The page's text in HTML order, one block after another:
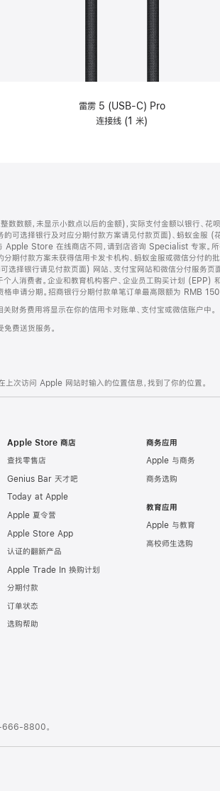
雷雳 5 (USB-C) Pro
连接线 (1 米)
数额，未显示小数点以后的金额)，实际支付金额以银行、花
的可选择银行及对应分期付款方案请见付款页面)、蚂蚁金服
Store 在线商店不同，请到店咨询 Specialist 专家。所
分期付款方案未获得信用卡发卡机构、蚂蚁金服或微信分付
选择银行请见付款页面) 网站、支付宝网站和微信分付服务页
个人消费者。企业和教育机构客户、企业员工购买计划
格申请分期。招商银行分期付款单笔订单最高限额为 RMB
财务费用将显示在你的信用卡对账单、支付宝或微信账户中。
费送货服务。
上次访问 Apple 网站时输入的位置信息，找到了你的位置。
Apple Store 商店
查找零售店
Genius Bar 天才吧
Today at Apple
Apple 夏令营
Apple Store App
认证的翻新产品
Apple Trade In 换购计划
分期付款
订单状态
选购帮助
商务应用
Apple 与商务
商务选购
教育应用
Apple 与教育
高校师生选购
666-8800。